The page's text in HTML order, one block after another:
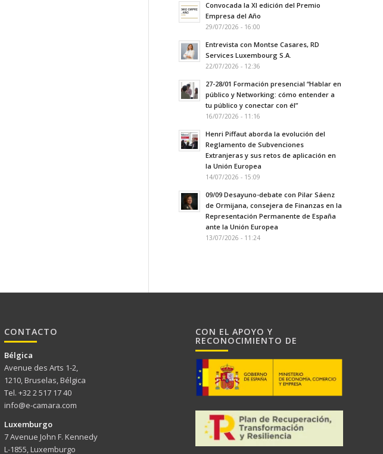
Convocada la XI edición del Premio
Empresa del Año
29/07/2026 - 16:00
Entrevista con Montse Casares, RD
Services Luxembourg S.A.
22/07/2026 - 12:36
27-28/01 Formación presencial “Hablar en
público y Networking: cómo entender a
tu público y conectar con él”
16/07/2026 - 11:16
Henri Piffaut aborda la evolución del
Reglamento de Subvenciones
Extranjeras y sus retos de aplicación en
la Unión Europea
14/07/2026 - 15:09
09/09 Desayuno-debate con Pilar Sáenz
de Ormijana, consejera de Finanzas en la
Representación Permanente de España
ante la Unión Europea
13/07/2026 - 11:24
CONTACTO
Bélgica
Avenue des Arts 1-2,
1210, Bruselas, Bélgica
Tel. +32 2 517 17 40
info@e-camara.com
Luxemburgo
7 Avenue John F. Kennedy
L-1855, Luxemburgo
CON EL APOYO Y
RECONOCIMIENTO DE